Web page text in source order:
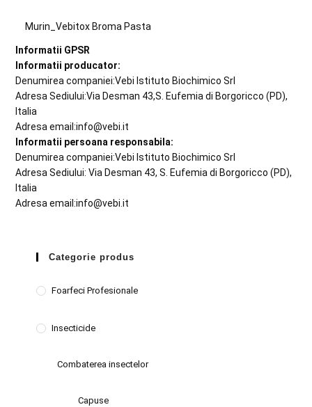
Murin_Vebitox Broma Pasta
Informatii GPSR
Informatii producator:
Denumirea companiei:Vebi Istituto Biochimico Srl
Adresa Sediului:Via Desman 43,S. Eufemia di Borgoricco (PD),
Italia
Adresa email:info@vebi.it
Informatii persoana responsabila:
Denumirea companiei:Vebi Istituto Biochimico Srl
Adresa Sediului: Via Desman 43, S. Eufemia di Borgoricco (PD),
Italia
Adresa email:info@vebi.it
Categorie produs
Foarfeci Profesionale
Insecticide
Combaterea insectelor
Capuse